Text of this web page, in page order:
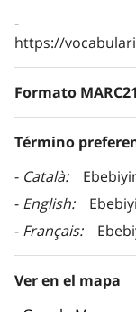
https://
Formato MARC21
Término
Català
English
Français
Ver en el mapa